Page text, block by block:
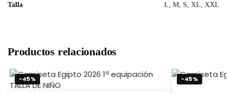
Talla L, M, S, XL, XXL
Productos relacionados
-45% -45%